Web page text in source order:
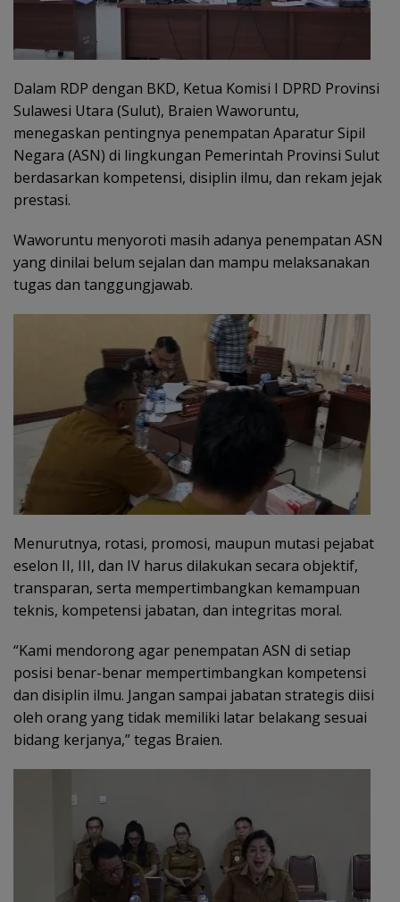
Dalam RDP dengan BKD, Ketua Komisi I DPRD Provinsi
Sulawesi Utara (Sulut), Braien Waworuntu,
menegaskan pentingnya penempatan Aparatur Sipil
Negara (ASN) di lingkungan Pemerintah Provinsi Sulut
berdasarkan kompetensi, disiplin ilmu, dan rekam jejak
prestasi.
Waworuntu menyoroti masih adanya penempatan ASN
yang dinilai belum sejalan dan mampu melaksanakan
tugas dan tanggungjawab.
Menurutnya, rotasi, promosi, maupun mutasi pejabat
eselon II, III, dan IV harus dilakukan secara objektif,
transparan, serta mempertimbangkan kemampuan
teknis, kompetensi jabatan, dan integritas moral.
“Kami mendorong agar penempatan ASN di setiap
posisi benar-benar mempertimbangkan kompetensi
dan disiplin ilmu. Jangan sampai jabatan strategis diisi
oleh orang yang tidak memiliki latar belakang sesuai
bidang kerjanya,” tegas Braien.